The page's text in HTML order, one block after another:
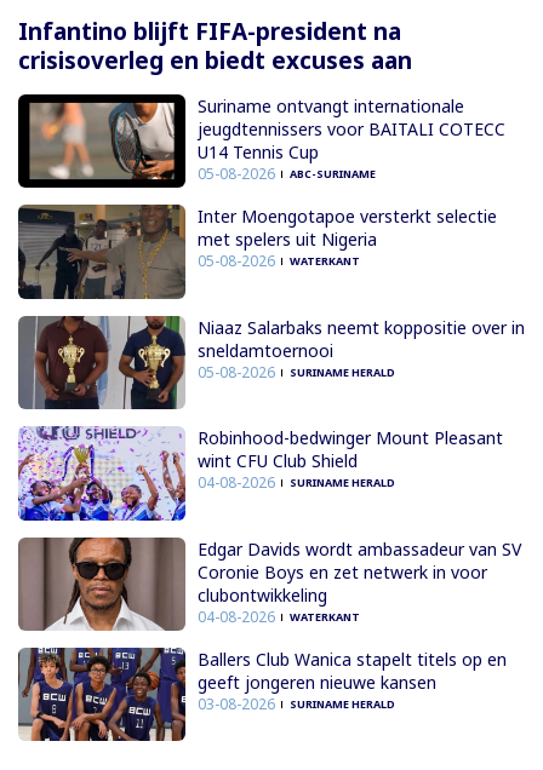
Infantino blijft FIFA-president na
crisisoverleg en biedt excuses aan
Suriname ontvangt internationale
jeugdtennissers voor BAITALI COTECC
U14 Tennis Cup
05-08-2026 ABC-SURINAME
Inter Moengotapoe versterkt selectie
met spelers uit Nigeria
05-08-2026 WATERKANT
Niaaz Salarbaks neemt koppositie over in
sneldamtoernooi
05-08-2026 SURINAME HERALD
Robinhood-bedwinger Mount Pleasant
wint CFU Club Shield
04-08-2026 SURINAME HERALD
Edgar Davids wordt ambassadeur van SV
Coronie Boys en zet netwerk in voor
clubontwikkeling
04-08-2026 WATERKANT
Ballers Club Wanica stapelt titels op en
geeft jongeren nieuwe kansen
03-08-2026 SURINAME HERALD